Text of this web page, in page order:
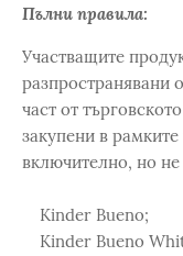
Пълни правила:
Участващите
разпространявани
част от
закупени в
включително, но
Kinder Bueno;
Kinder Bueno